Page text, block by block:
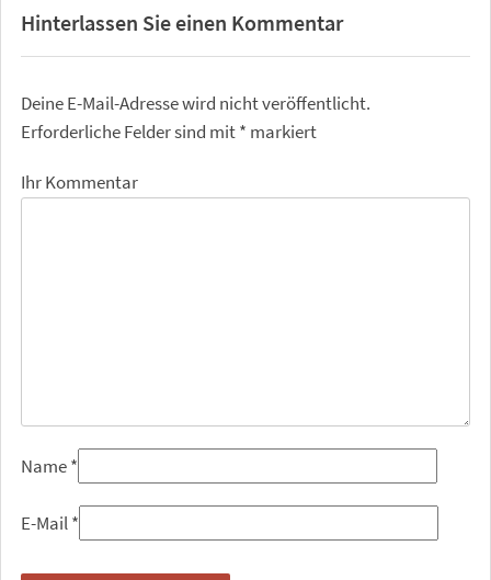
Hinterlassen Sie einen Kommentar
Deine E-Mail-Adresse wird nicht veröffentlicht.
Erforderliche Felder sind mit* markiert
Ihr Kommentar
Name*
E-Mail*